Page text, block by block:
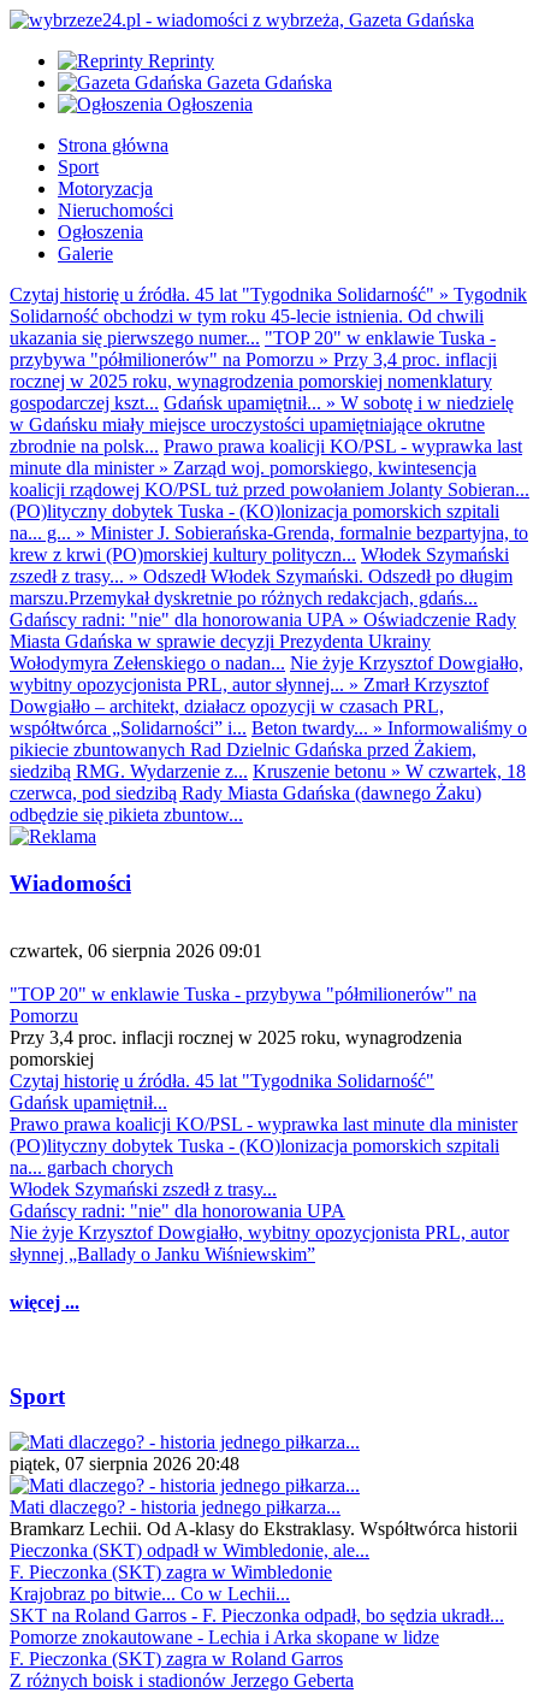
Reprinty
Gazeta Gdańska
Ogłoszenia
Strona główna
Sport
Motoryzacja
Nieruchomości
Ogłoszenia
Galerie
Czytaj historię u źródła. 45 lat "Tygodnika Solidarność" » Tygodnik
Solidarność obchodzi w tym roku 45-lecie istnienia. Od chwili
ukazania się pierwszego numer... "TOP 20" w enklawie Tuska -
przybywa "półmilionerów" na Pomorzu » Przy 3,4 proc. inflacji
rocznej w 2025 roku, wynagrodzenia pomorskiej nomenklatury
gospodarczej kszt... Gdańsk upamiętnił... » W sobotę i w niedzielę
w Gdańsku miały miejsce uroczystości upamiętniające okrutne
zbrodnie na polsk... Prawo prawa koalicji KO/PSL - wyprawka last
minute dla minister» Zarząd woj. pomorskiego, kwintesencja
koalicji rządowej KO/PSL tuż przed powołaniem Jolanty Sobieran...
(PO)lityczny dobytek Tuska - (KO)lonizacja pomorskich szpitali
na... g... » Minister J. Sobierańska-Grenda, formalnie bezpartyjna, to
krew z krwi (PO)morskiej kultury polityczn... Włodek Szymański
zszedł z trasy... » Odszedł Włodek Szymański. Odszedł po długim
marszu.Przemykał dyskretnie po różnych redakcjach, gdańs...
Gdańscy radni: "nie" dla honorowania UPA » Oświadczenie Rady
Miasta Gdańska w sprawie decyzji Prezydenta Ukrainy
Wołodymyra Zełenskiego o nadan... Nie żyje Krzysztof Dowgiałło,
wybitny opozycjonista PRL, autor słynnej... » Zmarł Krzysztof
Dowgiałło – architekt, działacz opozycji w czasach PRL,
współtwórca „Solidarności” i... Beton twardy... » Informowaliśmy o
pikiecie zbuntowanych Rad Dzielnic Gdańska przed Żakiem,
siedzibą RMG. Wydarzenie z... Kruszenie betonu » W czwartek, 18
czerwca, pod siedzibą Rady Miasta Gdańska (dawnego Żaku)
odbędzie się pikieta zbuntow...
Wiadomości
czwartek, 06 sierpnia 2026 09:01
"TOP 20" w enklawie Tuska - przybywa "półmilionerów" na
Pomorzu
Przy 3,4 proc. inflacji rocznej w 2025 roku, wynagrodzenia
pomorskiej
Czytaj historię u źródła. 45 lat "Tygodnika Solidarność"
Gdańsk upamiętnił...
Prawo prawa koalicji KO/PSL - wyprawka last minute dla minister
(PO)lityczny dobytek Tuska - (KO)lonizacja pomorskich szpitali
na... garbach chorych
Włodek Szymański zszedł z trasy...
Gdańscy radni: "nie" dla honorowania UPA
Nie żyje Krzysztof Dowgiałło, wybitny opozycjonista PRL, autor
słynnej „Ballady o Janku Wiśniewskim”
więcej ...
Sport
piątek, 07 sierpnia 2026 20:48
Mati dlaczego? - historia jednego piłkarza...
Bramkarz Lechii. Od A-klasy do Ekstraklasy. Współtwórca historii
Pieczonka (SKT) odpadł w Wimbledonie, ale...
F. Pieczonka (SKT) zagra w Wimbledonie
Krajobraz po bitwie... Co w Lechii...
SKT na Roland Garros - F. Pieczonka odpadł, bo sędzia ukradł...
Pomorze znokautowane - Lechia i Arka skopane w lidze
F. Pieczonka (SKT) zagra w Roland Garros
Z różnych boisk i stadionów Jerzego Geberta